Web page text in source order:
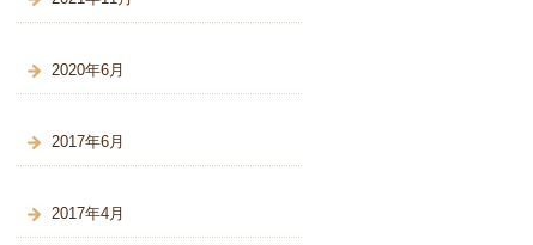
2020年6月
2017年6月
2017年4月